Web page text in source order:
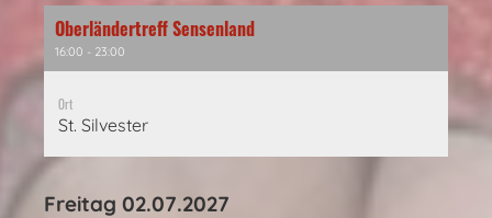
Oberländertreff Sensenland
16:00 - 23:00
Ort
St. Silvester
Freitag 02.07.2027